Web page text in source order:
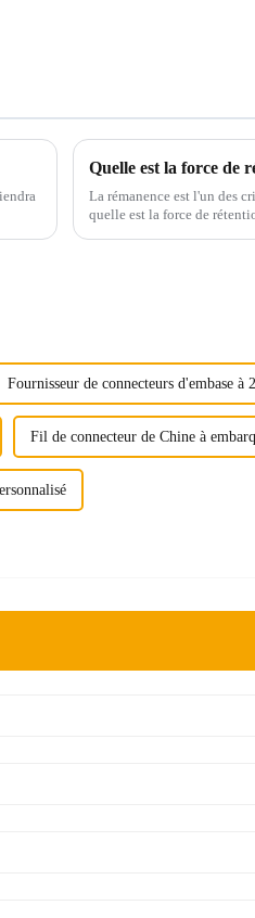
Quelle est la force de
La rémanence est l'un des
quelle est la force de
Fournisseur de connecteurs d'embase à
Fil de connecteur de Chine à